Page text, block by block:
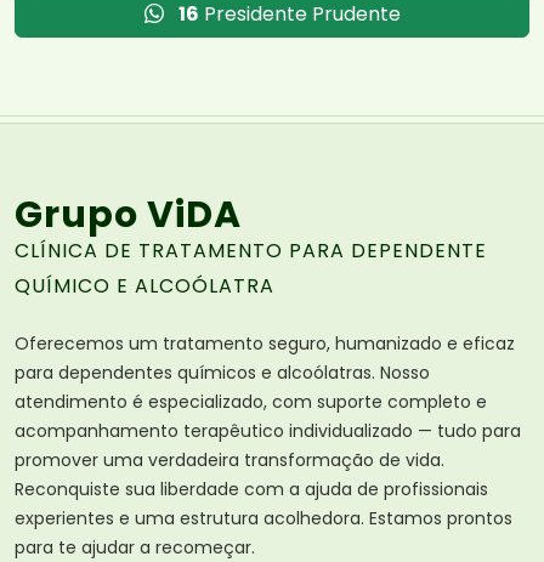
16 Presidente Prudente
Grupo ViDA
CLÍNICA DE TRATAMENTO PARA DEPENDENTE
QUÍMICO E ALCOÓLATRA
Oferecemos um tratamento seguro, humanizado e eficaz
para dependentes químicos e alcoólatras. Nosso
atendimento é especializado, com suporte completo e
acompanhamento terapêutico individualizado — tudo para
promover uma verdadeira transformação de vida.
Reconquiste sua liberdade com a ajuda de profissionais
experientes e uma estrutura acolhedora. Estamos prontos
para te ajudar a recomeçar.